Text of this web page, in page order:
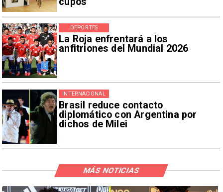
La Roja enfrentará a los
anfitriones del Mundial 2026
DEPORTES
Brasil reduce contacto
diplomático con Argentina por
dichos de Milei
INTERNACIONAL
MÁS NOTICIAS